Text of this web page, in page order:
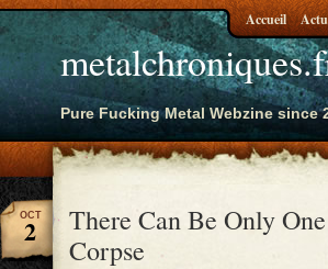
Pure Fucking Metal Webzine since
Accueil
There Can Be Only
Corpse
OCT
2